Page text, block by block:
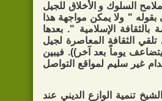
السلوك و الأخلاق للجيل
بقوله " ولا يمكن مواجهة هذا
بالثقافة الإسلامية ". بعدها
الثقافة المعاصرة لجيل
يوماً بعد آخر)). فيبين
غير سليم لمواقع التواصل
تنمية الوازع الديني عند